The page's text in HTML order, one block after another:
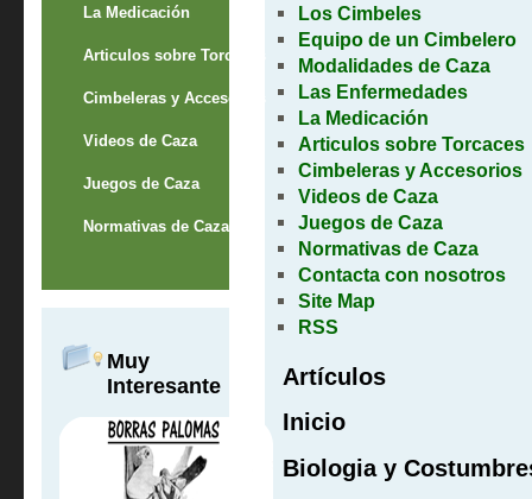
La Medicación
Articulos sobre Torcaces
Cimbeleras y Accesorios
Videos de Caza
Juegos de Caza
Normativas de Caza
Muy
Interesante
Los Cimbeles
Equipo de un Cimbelero
Modalidades de Caza
Las Enfermedades
La Medicación
Articulos sobre Torcaces
Cimbeleras y Accesorios
Videos de Caza
Juegos de Caza
Normativas de Caza
Contacta con nosotros
Site Map
RSS
Artículos
Inicio
Biologia y